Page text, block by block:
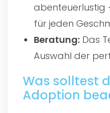
abenteuerlustig
für jeden
Beratung: Das
Auswahl der
Was solltest
Adoption